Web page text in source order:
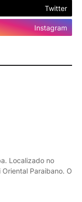
Twitter
Instagram
Localizado no
Paraibano. O